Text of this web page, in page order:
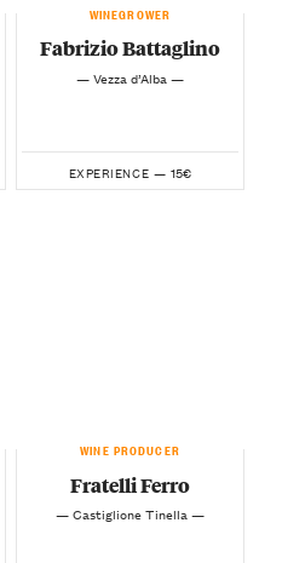
WINEGROWER
Fabrizio Battaglino
— Vezza d’Alba —
EXPERIENCE — 15€
WINE PRODUCER
Fratelli Ferro
— Castiglione Tinella —